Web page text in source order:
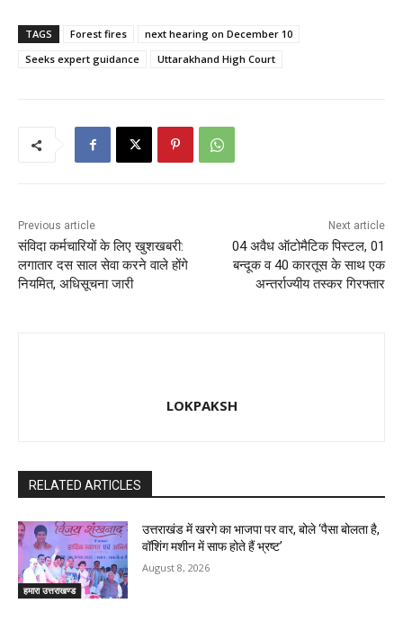
c
e
st
o
o
n
ai
l
ar
e
TAGS Forest fires
next hearing on December 10
Seeks expert guidance
Uttarakhand High Court
Previous article
संविदा कर्मचारियों के लिए खुशखबरी:
लगातार दस साल सेवा करने वाले होंगे
नियमित, अधिसूचना जारी
Next article
04 अवैध ऑटोमैटिक पिस्टल, 01
बन्दूक व 40 कारतूस के साथ एक
अन्तर्राज्यीय तस्कर गिरफ्तार
LOKPAKSH
RELATED ARTICLES
हमारा उत्तराखण्ड
उत्तराखंड में खरगे का भाजपा पर वार, बोले ‘पैसा बोलता है,
वॉशिंग मशीन में साफ होते हैं भ्रष्ट’
August 8, 2026